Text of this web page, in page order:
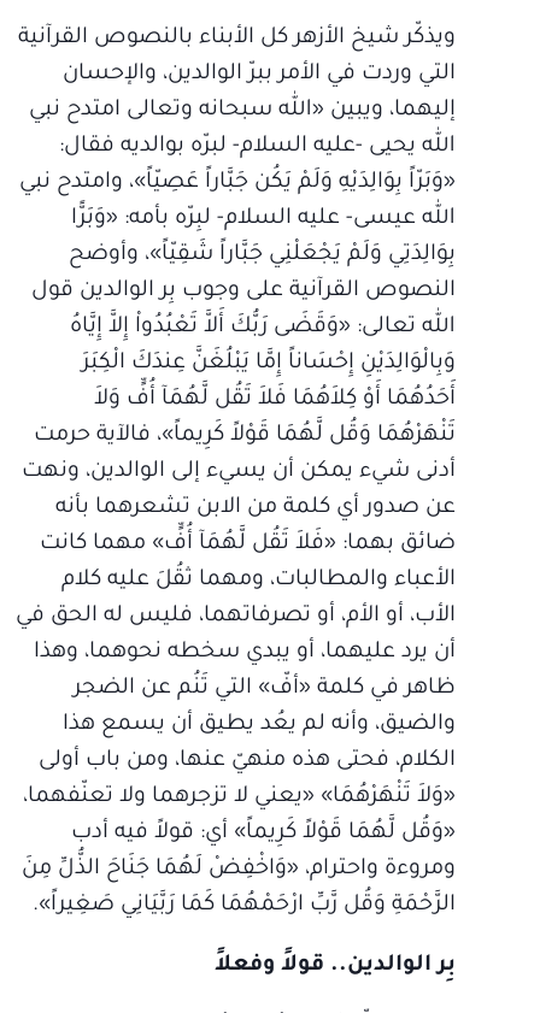
ويذكّر شيخ الأزهر كل الأبناء بالنصوص القرآنية
التي وردت في الأمر ببرّ الوالدين، والإحسان
إليهما، ويبين «الله سبحانه وتعالى امتدح نبي
الله يحيى -عليه السلام- لبرّه بوالديه فقال:
«وَبَرّاً بِوَالِدَيْهِ وَلَمْ يَكُن جَبَّاراً عَصِيّاً»، وامتدح نبي
الله عيسى- عليه السلام- لبِرّه بأمه: «وَبَرًّا
بِوَالِدَتِي وَلَمْ يَجْعَلْنِي جَبَّاراً شَقِيّاً»، وأوضح
النصوص القرآنية على وجوب بِر الوالدين قول
الله تعالى: «وَقَضَى رَبُّكَ أَلاَّ تَعْبُدُواْ إِلاَّ إِيَّاهُ
وَبِالْوَالِدَيْنِ إِحْسَاناً إِمَّا يَبْلُغَنَّ عِندَكَ الْكِبَرَ
أَحَدُهُمَا أَوْ كِلاَهُمَا فَلاَ تَقُل لَّهُمَآ أُفٍّ وَلاَ
تَنْهَرْهُمَا وَقُل لَّهُمَا قَوْلاً كَرِيماً»، فالآية حرمت
أدنى شيء يمكن أن يسيء إلى الوالدين، ونهت
عن صدور أي كلمة من الابن تشعرهما بأنه
ضائق بهما: «فَلاَ تَقُل لَّهُمَآ أُفٍّ» مهما كانت
الأعباء والمطالبات، ومهما ثقُلَ عليه كلام
الأب، أو الأم، أو تصرفاتهما، فليس له الحق في
أن يرد عليهما، أو يبدي سخطه نحوهما، وهذا
ظاهر في كلمة «أفّ» التي تَنُم عن الضجر
والضيق، وأنه لم يعُد يطيق أن يسمع هذا
الكلام، فحتى هذه منهيّ عنها، ومن باب أولى
«وَلاَ تَنْهَرْهُمَا» «يعني لا تزجرهما ولا تعنّفهما،
«وَقُل لَّهُمَا قَوْلاً كَرِيماً» أي: قولاً فيه أدب
ومروءة واحترام، «وَاخْفِضْ لَهُمَا جَنَاحَ الذُّلِّ مِنَ
الرَّحْمَةِ وَقُل رَّبِّ ارْحَمْهُمَا كَمَا رَبَّيَانِي صَغِيراً».
بِر الوالدين.. قولاً وفعلاً